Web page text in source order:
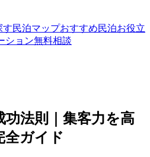
す民泊マップおすすめ民泊お役立
ション無料相談
功法則｜集客力を高
全ガイド